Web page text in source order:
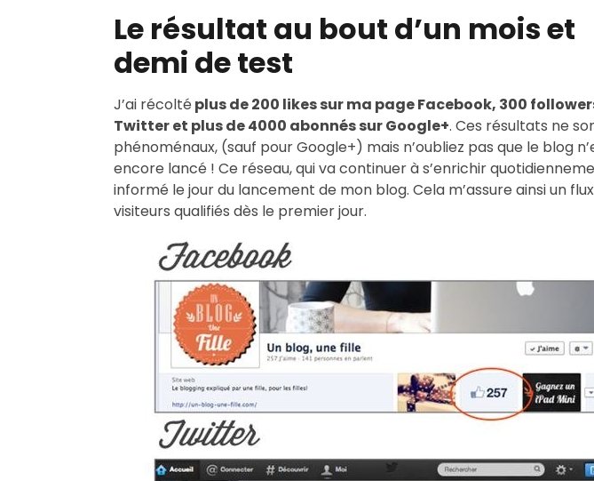
Le résultat au bout d’un mois et
demi de test
J’ai récolté plus de 200 likes sur ma page Facebook, 300
Twitter et plus de 4000 abonnés sur Google+. Ces résultats ne
phénoménaux, (sauf pour Google+) mais n’oubliez pas que le blog
encore lancé ! Ce réseau, qui va continuer à s’enrichir
informé le jour du lancement de mon blog. Cela m’assure ainsi un
visiteurs qualifiés dès le premier jour.